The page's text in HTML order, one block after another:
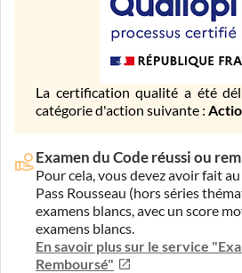
La certification qualité a été
catégorie d'action suivante :
Examen du Code réussi ou
Pour cela, vous devez avoir fait
Pass Rousseau (hors séries
examens blancs, avec un score
examens blancs.
En savoir plus sur le service
Remboursé"